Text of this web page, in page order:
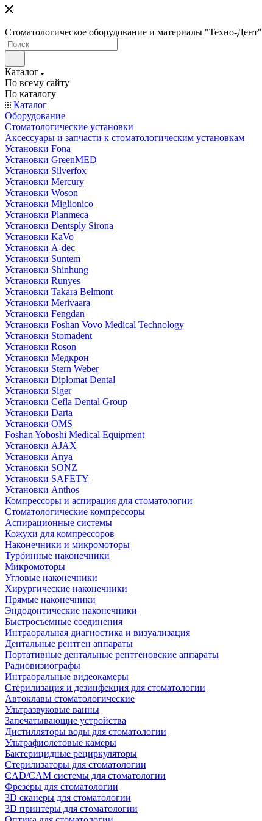
Стоматологическое оборудование и материалы "Техно-Дент"
Каталог
По всему сайту
По каталогу
Каталог
Оборудование
Стоматологические установки
Аксессуары и запчасти к стоматологическим установкам
Установки Fona
Установки GreenMED
Установки Silverfox
Установки Mercury
Установки Woson
Установки Miglionico
Установки Planmeca
Установки Dentsply Sirona
Установки KaVo
Установки A-dec
Установки Suntem
Установки Shinhung
Установки Runyes
Установки Takara Belmont
Установки Merivaara
Установки Fengdan
Установки Foshan Vovo Medical Technology
Установки Stomadent
Установки Roson
Установки Медкрон
Установки Stern Weber
Установки Diplomat Dental
Установки Siger
Установки Cefla Dental Group
Установки Darta
Установки OMS
Foshan Yoboshi Medical Equipment
Установки AJAX
Установки Anya
Установки SONZ
Установки SAFETY
Установки Anthos
Компрессоры и аспирация для стоматологии
Стоматологические компрессоры
Аспирационные системы
Кожухи для компрессоров
Наконечники и микромоторы
Турбинные наконечники
Микромоторы
Угловые наконечники
Хирургические наконечники
Прямые наконечники
Эндодонтические наконечники
Быстросъемные соединения
Интраоральная диагностика и визуализация
Дентальные рентген аппараты
Портативные дентальные рентгеновские аппараты
Радиовизиографы
Интраоральные видеокамеры
Стерилизация и дезинфекция для стоматологии
Автоклавы стоматологические
Ультразвуковые ванны
Запечатывающие устройства
Дистилляторы воды для стоматологии
Ультрафиолетовые камеры
Бактерицидные рециркуляторы
Стерилизаторы для стоматологии
CAD/CAM системы для стоматологии
Фрезеры для стоматологии
3D cканеры для стоматологии
3D принтеры для стоматологии